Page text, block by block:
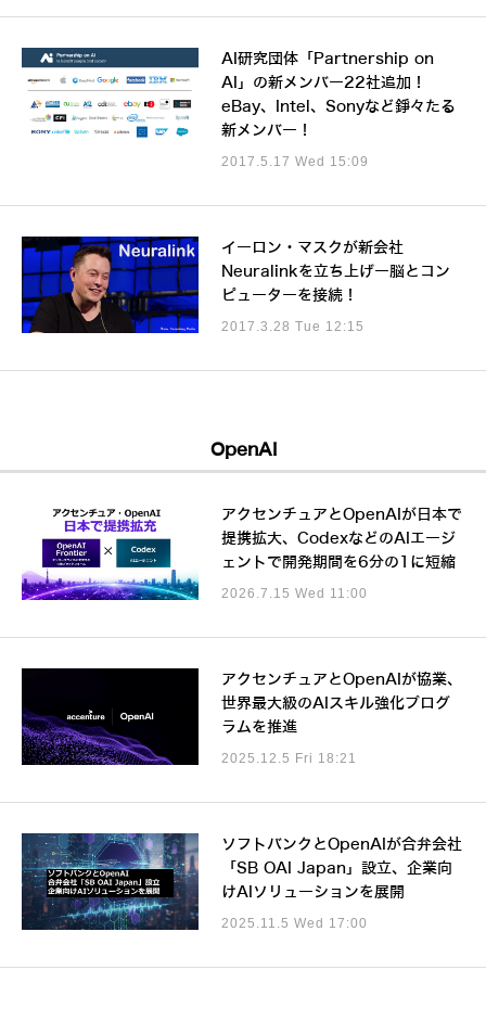
AI研究団体「Partnership on
AI」の新メンバー22社追加！
eBay、Intel、Sonyなど錚々たる
新メンバー！
2017.5.17 Wed 15:09
イーロン・マスクが新会社
Neuralinkを立ち上げー脳とコン
ピューターを接続！
2017.3.28 Tue 12:15
OpenAI
アクセンチュアとOpenAIが日本で
提携拡大、CodexなどのAIエージ
ェントで開発期間を6分の1に短縮
2026.7.15 Wed 11:00
アクセンチュアとOpenAIが協業、
世界最大級のAIスキル強化プログ
ラムを推進
2025.12.5 Fri 18:21
ソフトバンクとOpenAIが合弁会社
「SB OAI Japan」設立、企業向
けAIソリューションを展開
2025.11.5 Wed 17:00